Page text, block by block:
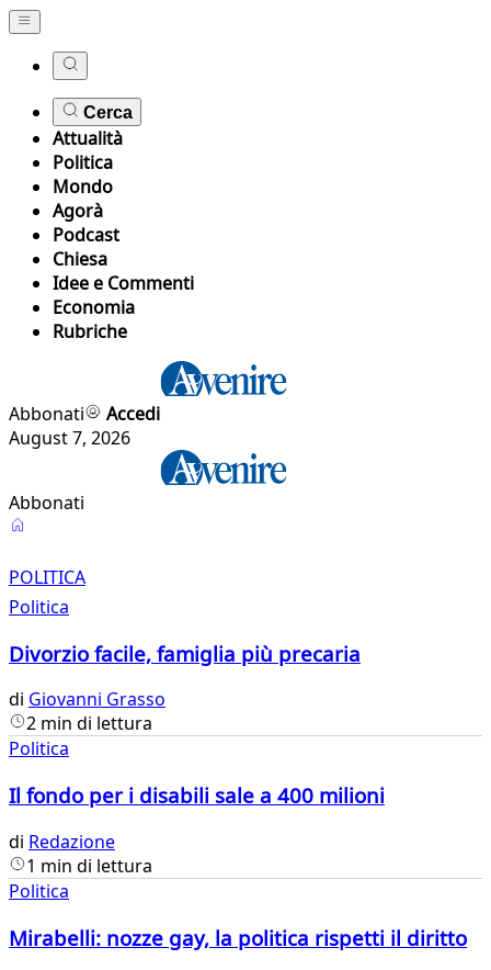
Cerca
Attualità
Politica
Mondo
Agorà
Podcast
Chiesa
Idee e Commenti
Economia
Rubriche
Abbonati
Accedi
August 7, 2026
Abbonati
Politica
POLITICA
Politica
Divorzio facile, famiglia più precaria
di Giovanni Grasso
2 min di lettura
Politica
Il fondo per i disabili sale a 400 milioni
di Redazione
1 min di lettura
Politica
Mirabelli: nozze gay, la politica rispetti il diritto